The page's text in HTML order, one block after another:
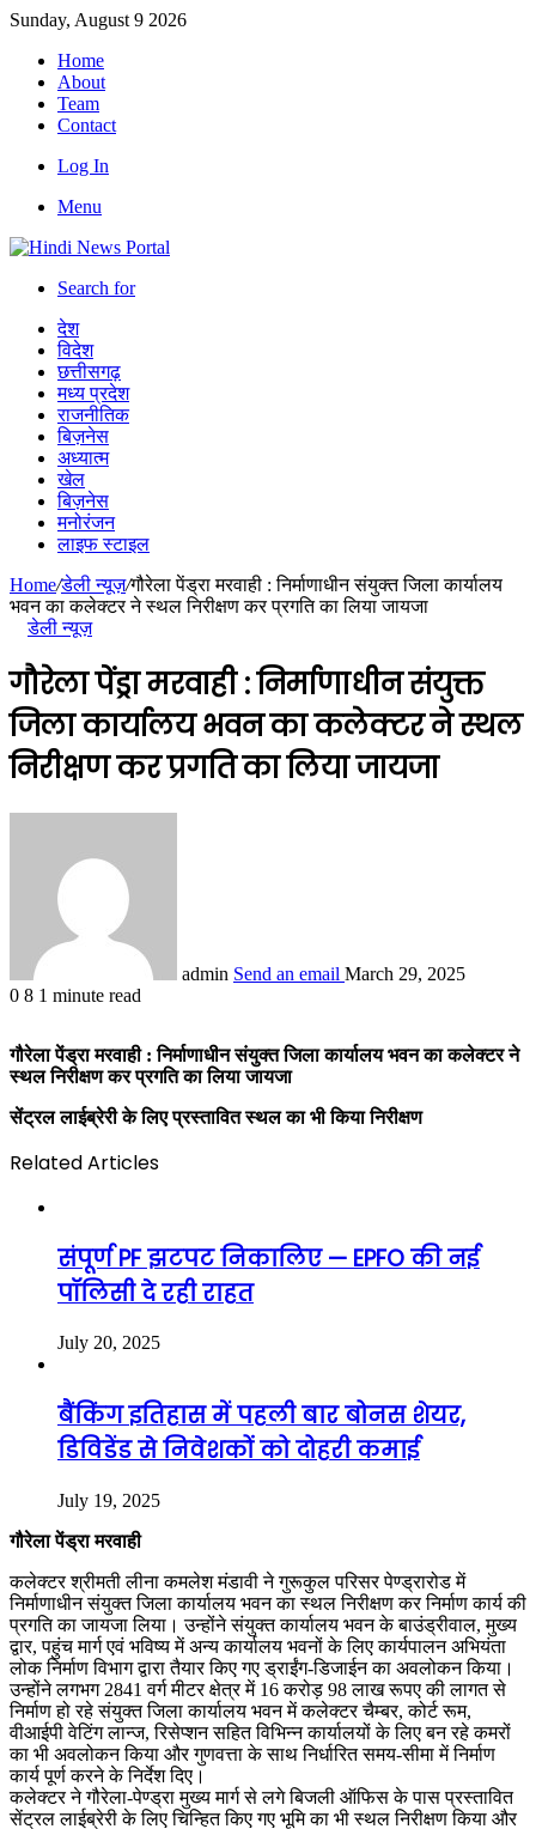
Sunday, August 9 2026
Home
About
Team
Contact
Log In
Menu
Search for
देश
विदेश
छत्तीसगढ़
मध्य प्रदेश
राजनीतिक
बिज़नेस
अध्यात्म
खेल
बिज़नेस
मनोरंजन
लाइफ स्टाइल
Home/डेली न्यूज़/गौरेला पेंड्रा मरवाही : निर्माणाधीन संयुक्त जिला कार्यालय
भवन का कलेक्टर ने स्थल निरीक्षण कर प्रगति का लिया जायजा
डेली न्यूज़
गौरेला पेंड्रा मरवाही : निर्माणाधीन संयुक्त
जिला कार्यालय भवन का कलेक्टर ने स्थल
निरीक्षण कर प्रगति का लिया जायजा
admin Send an email March 29, 2025
0 8 1 minute read
गौरेला पेंड्रा मरवाही : निर्माणाधीन संयुक्त जिला कार्यालय भवन का कलेक्टर ने
स्थल निरीक्षण कर प्रगति का लिया जायजा
सेंट्रल लाईब्रेरी के लिए प्रस्तावित स्थल का भी किया निरीक्षण
Related Articles
संपूर्ण PF झटपट निकालिए — EPFO की नई
पॉलिसी दे रही राहत
July 20, 2025
बैंकिंग इतिहास में पहली बार बोनस शेयर,
डिविडेंड से निवेशकों को दोहरी कमाई
July 19, 2025
गौरेला पेंड्रा मरवाही
कलेक्टर श्रीमती लीना कमलेश मंडावी ने गुरूकुल परिसर पेण्ड्रारोड में
निर्माणाधीन संयुक्त जिला कार्यालय भवन का स्थल निरीक्षण कर निर्माण कार्य की
प्रगति का जायजा लिया। उन्होंने संयुक्त कार्यालय भवन के बाउंड्रीवाल, मुख्य
द्वार, पहुंच मार्ग एवं भविष्य में अन्य कार्यालय भवनों के लिए कार्यपालन अभियंता
लोक निर्माण विभाग द्वारा तैयार किए गए ड्राईंग-डिजाईन का अवलोकन किया।
उन्होंने लगभग 2841 वर्ग मीटर क्षेत्र में 16 करोड़ 98 लाख रूपए की लागत से
निर्माण हो रहे संयुक्त जिला कार्यालय भवन में कलेक्टर चैम्बर, कोर्ट रूम,
वीआईपी वेटिंग लान्ज, रिसेप्शन सहित विभिन्न कार्यालयों के लिए बन रहे कमरों
का भी अवलोकन किया और गुणवत्ता के साथ निर्धारित समय-सीमा में निर्माण
कार्य पूर्ण करने के निर्देश दिए।
कलेक्टर ने गौरेला-पेण्ड्रा मुख्य मार्ग से लगे बिजली ऑफिस के पास प्रस्तावित
सेंट्रल लाईब्रेरी के लिए चिन्हित किए गए भूमि का भी स्थल निरीक्षण किया और